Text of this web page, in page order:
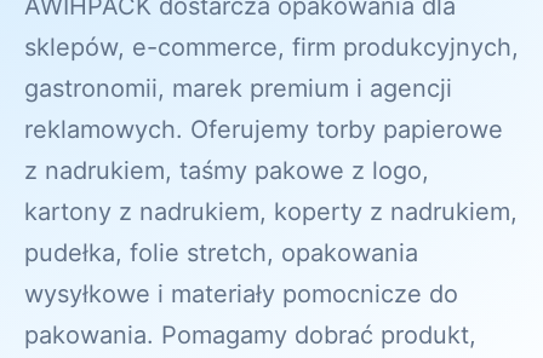
AWIHPACK dostarcza opakowania dla
sklepów, e-commerce, firm produkcyjnych,
gastronomii, marek premium i agencji
reklamowych. Oferujemy torby papierowe
z nadrukiem, taśmy pakowe z logo,
kartony z nadrukiem, koperty z nadrukiem,
pudełka, folie stretch, opakowania
wysyłkowe i materiały pomocnicze do
pakowania. Pomagamy dobrać produkt,